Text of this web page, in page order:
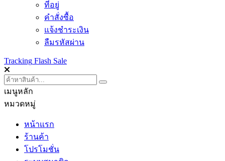
ที่อยู่
คำสั่งซื้อ
แจ้งชำระเงิน
ลืมรหัสผ่าน
Tracking Flash Sale
เมนูหลัก
หมวดหมู่
หน้าแรก
ร้านค้า
โปรโมชั่น